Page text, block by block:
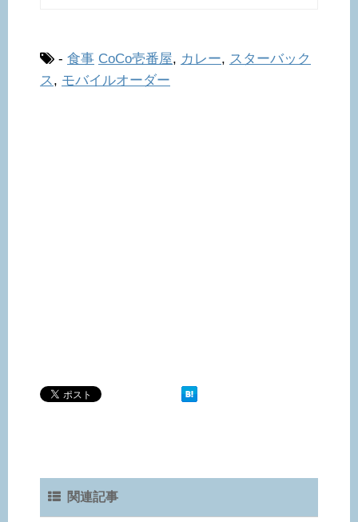
- 食事 CoCo壱番屋, カレー, スターバック
ス, モバイルオーダー
関連記事